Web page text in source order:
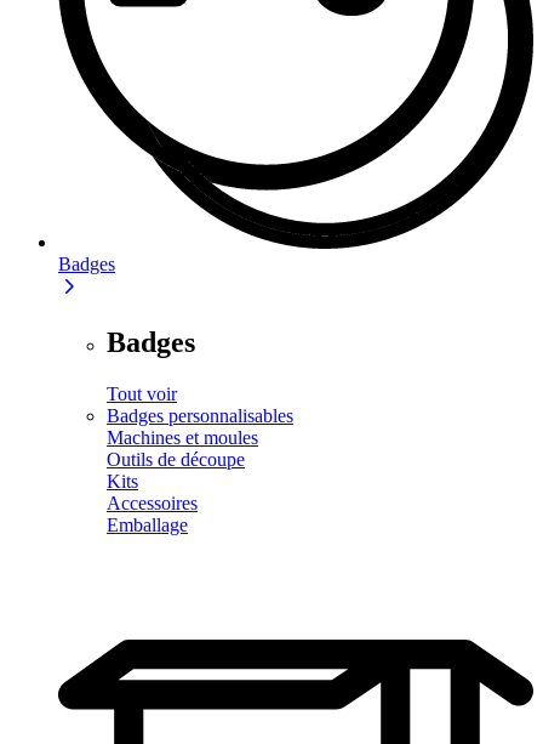
Badges
Badges
Tout voir
Badges personnalisables
Machines et moules
Outils de découpe
Kits
Accessoires
Emballage